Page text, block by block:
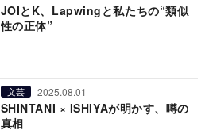
JOIとK、Lapwingと私たちの“類似
性の正体”
文芸 2025.08.01
SHINTANI × ISHIYAが明かす、噂の
真相